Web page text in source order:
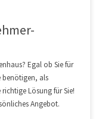
Egal ob Sie für
benötigen, als
Lösung für Sie!
Angebot.